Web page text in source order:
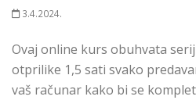
3.4.2024.
Ovaj online kurs obuhvata
otprilike 1,5 sati svako
vaš računar kako bi se